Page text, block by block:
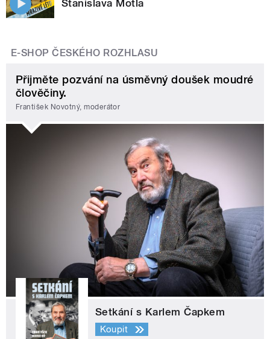
Stanislava Motla
E-SHOP ČESKÉHO ROZHLASU
Přijměte pozvání na úsměvný doušek moudré
člověčiny.
František Novotný, moderátor
Setkání s Karlem Čapkem
Koupit